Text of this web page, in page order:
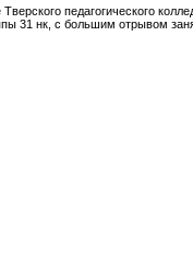
Тверского педагогического
31 нк, с большим отрывом